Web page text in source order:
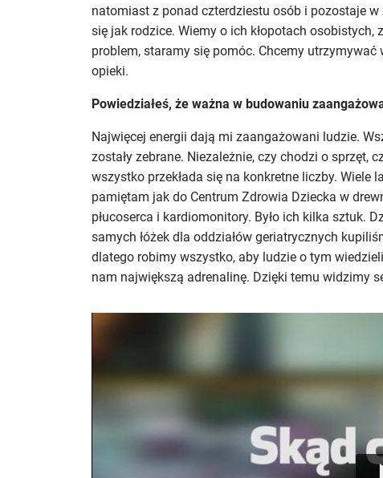
natomiast z ponad czterdziestu osób i pozostaje
się jak rodzice. Wiemy o ich kłopotach
problem, staramy się pomóc. Chcemy
opieki.
Powiedziałeś, że ważna w budowaniu
Najwięcej energii dają mi zaangażowani ludzie.
zostały zebrane. Niezależnie, czy chodzi o sprzęt,
wszystko przekłada się na konkretne liczby. Wiele
pamiętam jak do Centrum Zdrowia Dziecka w
płucoserca i kardiomonitory. Było ich kilka sztuk.
samych łóżek dla oddziałów geriatrycznych
dlatego robimy wszystko, aby ludzie o tym
nam największą adrenalinę. Dzięki temu widzimy